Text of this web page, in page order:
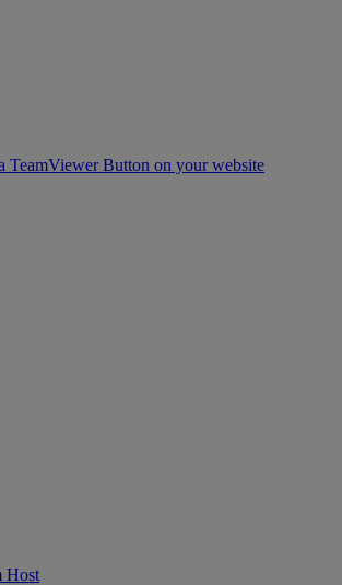
TeamViewer Button on your website
Host